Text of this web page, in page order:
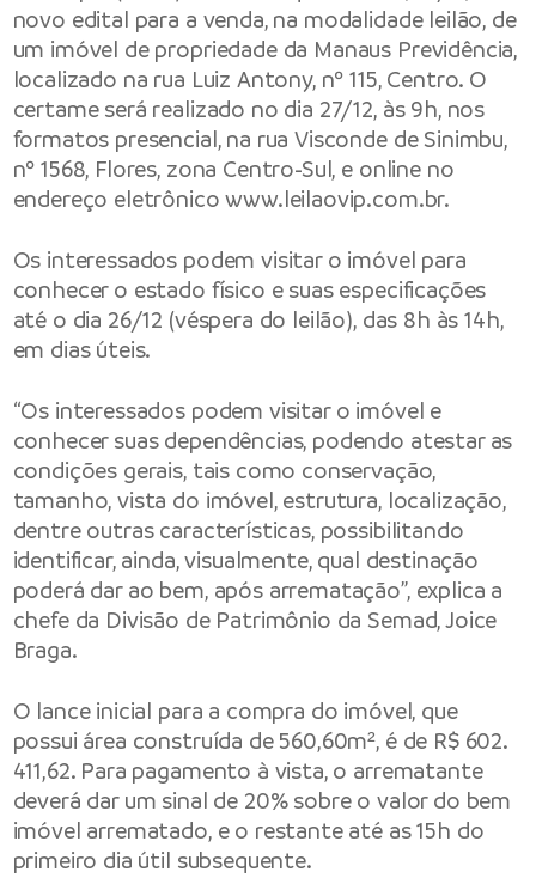
novo edital para a venda, na modalidade leilão, de
um imóvel de propriedade da Manaus Previdência,
localizado na rua Luiz Antony, nº 115, Centro. O
certame será realizado no dia 27/12, às 9h, nos
formatos presencial, na rua Visconde de Sinimbu,
nº 1568, Flores, zona Centro-Sul, e online no
endereço eletrônicowww.leilaovip.com.br.
Os interessados podem visitar o imóvel para
conhecer o estado físico e suas especificações
até o dia 26/12 (véspera do leilão), das 8h às 14h,
em dias úteis.
“Os interessados podem visitar o imóvel e
conhecer suas dependências, podendo atestar as
condições gerais, tais como conservação,
tamanho, vista do imóvel, estrutura, localização,
dentre outras características, possibilitando
identificar, ainda, visualmente, qual destinação
poderá dar ao bem, após arrematação”, explica a
chefe da Divisão de Patrimônio da Semad, Joice
Braga.
O lance inicial para a compra do imóvel, que
possui área construída de 560,60m², é de R$ 602.
411,62. Para pagamento à vista, o arrematante
deverá dar um sinal de 20% sobre o valor do bem
imóvel arrematado, e o restante até as 15h do
primeiro dia útil subsequente.